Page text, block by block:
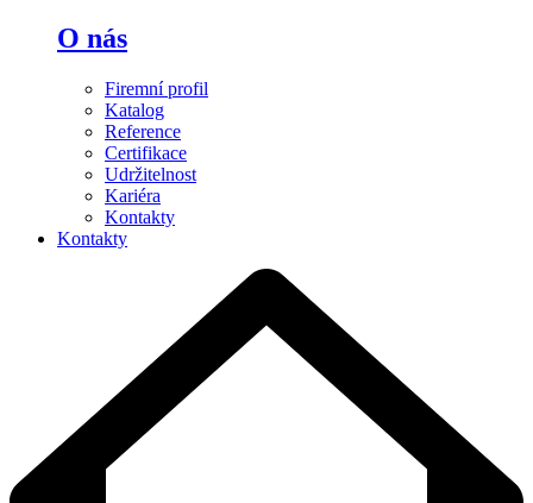
O nás
Firemní profil
Katalog
Reference
Certifikace
Udržitelnost
Kariéra
Kontakty
Kontakty